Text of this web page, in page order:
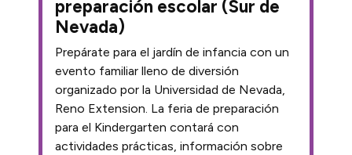
preparación escolar (Sur de
Nevada)
Prepárate para el jardín de infancia con un
evento familiar lleno de diversión
organizado por la Universidad de Nevada,
Reno Extension. La feria de preparación
para el Kindergarten contará con
actividades prácticas, información sobre